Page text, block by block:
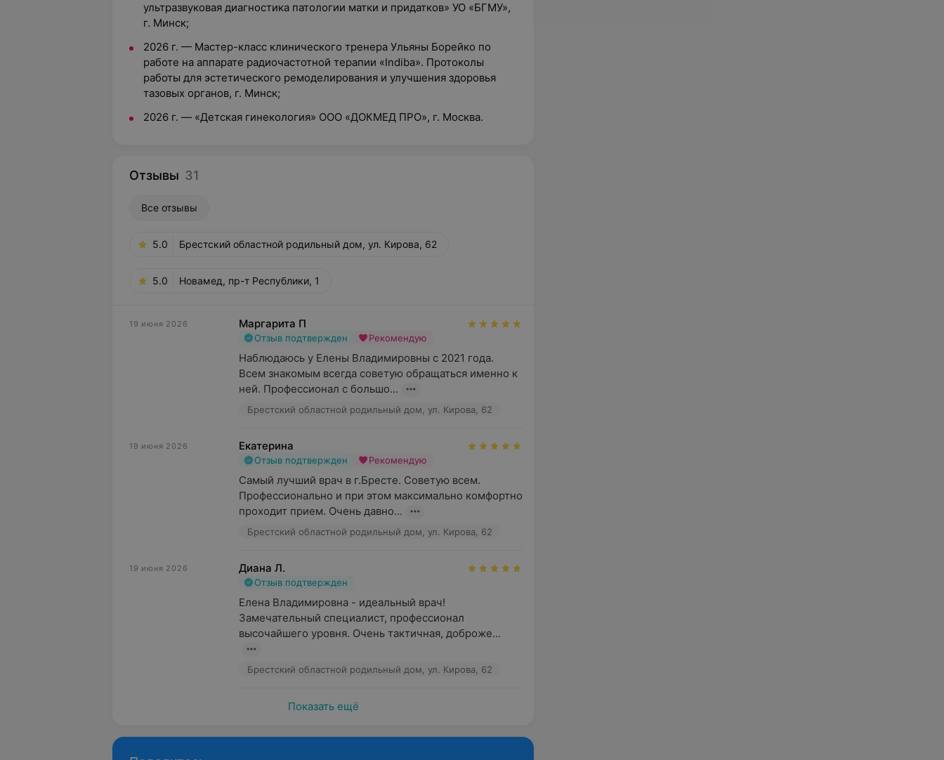
ультразвуковая диагностика патологии матки и придатков» УО «БГМУ»,
г. Минск;
2026 г. — Мастер-класс клинического тренера Ульяны Борейко по
работе на аппарате радиочастотной терапии «Indiba». Протоколы
работы для эстетического ремоделирования и улучшения здоровья
тазовых органов, г. Минск;
2026 г. — «Детская гинекология» ООО «ДОКМЕД ПРО», г. Москва.
Отзывы 31
Все отзывы
5.0 Брестский областной родильный дом, ул. Кирова, 62
5.0 Новамед, пр-т Республики, 1
19 июня 2026 Маргарита П
Отзыв подтвержден Рекомендую
Наблюдаюсь у Елены Владимировны с 2021 года.
Всем знакомым всегда советую обращаться именно к
ней. Профессионал с большо...
Брестский областной родильный дом, ул. Кирова, 62
19 июня 2026 Екатерина
Отзыв подтвержден Рекомендую
Самый лучший врач в г.Бресте. Советую всем.
Профессионально и при этом максимально комфортно
проходит прием. Очень давно...
Брестский областной родильный дом, ул. Кирова, 62
19 июня 2026 Диана Л.
Отзыв подтвержден
Елена Владимировна - идеальный врач!
Замечательный специалист, профессионал
высочайшего уровня. Очень тактичная, доброже...
Брестский областной родильный дом, ул. Кирова, 62
Показать ещё